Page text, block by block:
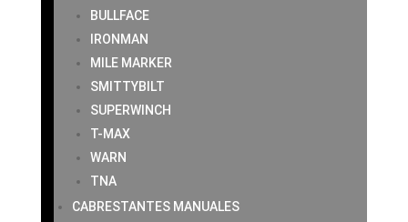
BULLFACE
IRONMAN
MILE MARKER
SMITTYBILT
SUPERWINCH
T-MAX
WARN
TNA
CABRESTANTES MANUALES